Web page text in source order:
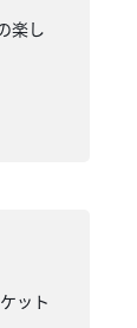
楽し
ット